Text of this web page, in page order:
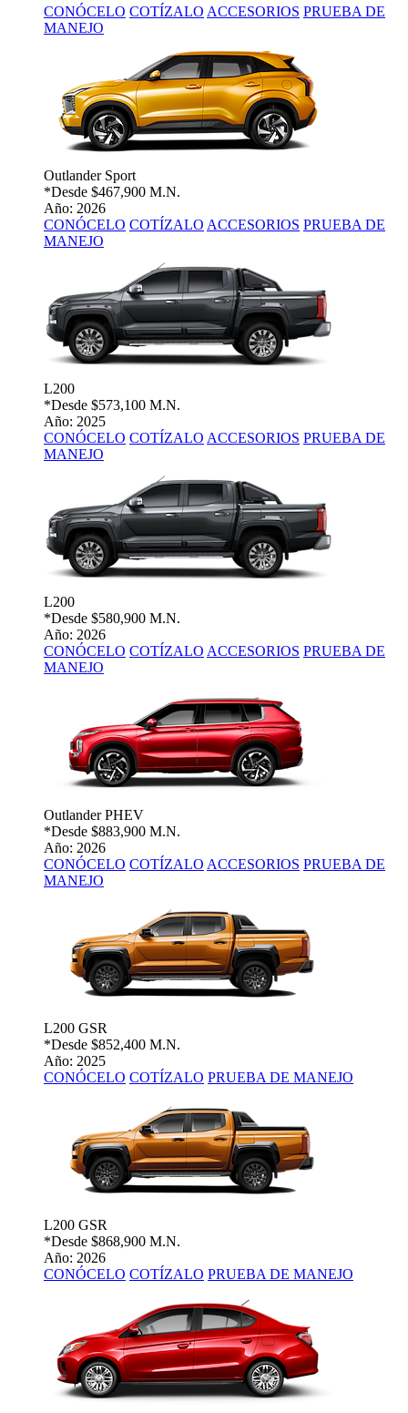
CONÓCELO COTÍZALO ACCESORIOS PRUEBA DE
MANEJO
Outlander Sport
*Desde $467,900 M.N.
Año: 2026
CONÓCELO COTÍZALO ACCESORIOS PRUEBA DE
MANEJO
L200
*Desde $573,100 M.N.
Año: 2025
CONÓCELO COTÍZALO ACCESORIOS PRUEBA DE
MANEJO
L200
*Desde $580,900 M.N.
Año: 2026
CONÓCELO COTÍZALO ACCESORIOS PRUEBA DE
MANEJO
Outlander PHEV
*Desde $883,900 M.N.
Año: 2026
CONÓCELO COTÍZALO ACCESORIOS PRUEBA DE
MANEJO
L200 GSR
*Desde $852,400 M.N.
Año: 2025
CONÓCELO COTÍZALO PRUEBA DE MANEJO
L200 GSR
*Desde $868,900 M.N.
Año: 2026
CONÓCELO COTÍZALO PRUEBA DE MANEJO